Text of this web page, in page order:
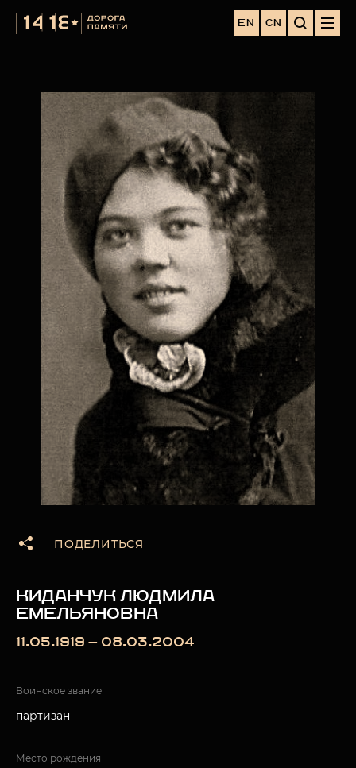
EN CN
ПОДЕЛИТЬСЯ
КИДАНЧУК ЛЮДМИЛА
ЕМЕЛЬЯНОВНА
11.05.1919 — 08.03.2004
Воинское звание
партизан
Место рождения